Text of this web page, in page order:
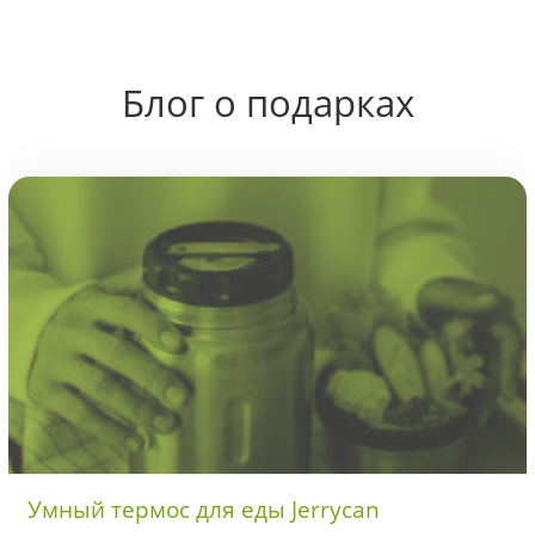
Блог о подарках
Умный термос для еды Jerrycan